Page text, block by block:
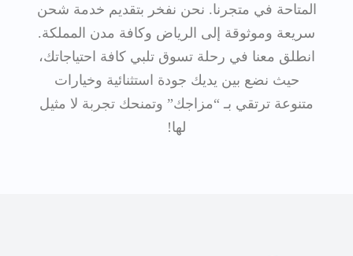
المتاحة في متجرنا. نحن نفخر بتقديم خدمة شحن
سريعة وموثوقة إلى الرياض وكافة مدن المملكة.
انطلق معنا في رحلة تسوق تلبي كافة احتياجاتك،
حيث نضع بين يديك جودة استثنائية وخيارات
متنوعة ترتقي بـ “مزاجك” وتمنحك تجربة لا مثيل
لها!